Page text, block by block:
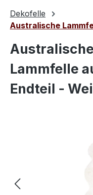
Dekofelle
Australische
Lammfelle
Endteil -
Bildergalerie